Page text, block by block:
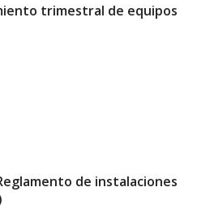
trimestral de equipos
de instalaciones